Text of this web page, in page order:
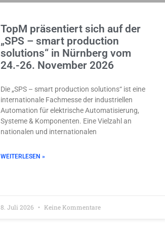
TopM präsentiert sich auf der
„SPS – smart production
solutions“ in Nürnberg vom
24.-26. November 2026
Die „SPS – smart production solutions“ ist eine
internationale Fachmesse der industriellen
Automation für elektrische Automatisierung,
Systeme & Komponenten. Eine Vielzahl an
nationalen und internationalen
WEITERLESEN »
8. Juli 2026 Keine Kommentare